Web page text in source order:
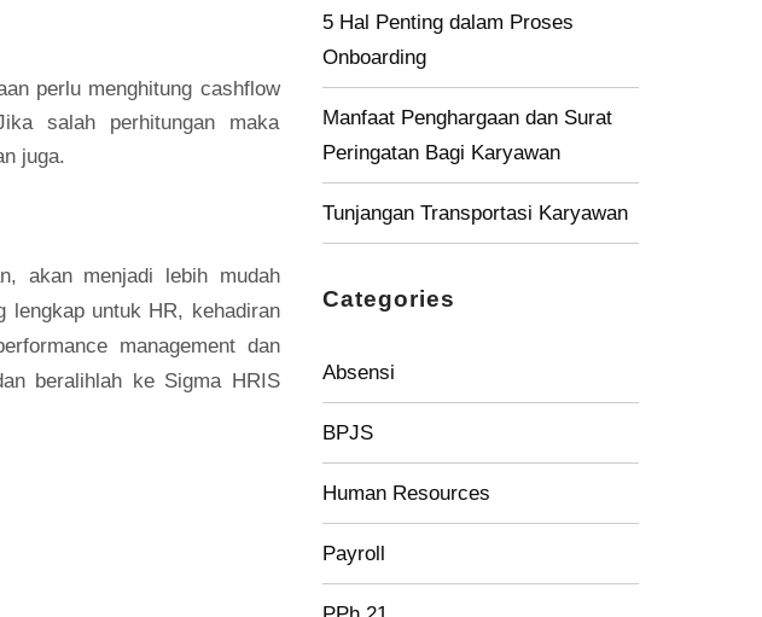
perlu menghitung cashflow
salah perhitungan maka
juga.
akan menjadi lebih mudah
lengkap untuk HR, kehadiran
management dan
beralihlah ke Sigma HRIS
5 Hal Penting dalam Proses
Onboarding
Manfaat Penghargaan dan Surat
Peringatan Bagi Karyawan
Tunjangan Transportasi Karyawan
Categories
Absensi
BPJS
Human Resources
Payroll